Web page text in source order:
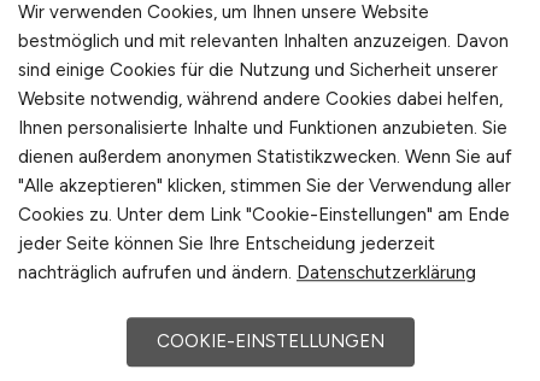
gefiltert werden kann. Die Zeitersparnis und die
Präzision dieses Vorgehens erhöhen die
Chance, passende Angebote frühzeitig zu
identifizieren und sich rechtzeitig zu bewerben.
Wer sich intensiver mit den
Einsatzmöglichkeiten eines Jobfinders
beschäftigt, erkennt schnell, dass dieses
Werkzeug weit mehr ist als eine reine
Orientierungssystem, das Entwicklungen in der
Branche sichtbar macht und die Anforderungen
Wir verwenden Cookies, um Ihnen unsere Website
bestmöglich und mit relevanten Inhalten anzuzeigen. Davon
sind einige Cookies für die Nutzung und Sicherheit unserer
Website notwendig, während andere Cookies dabei helfen,
Ihnen personalisierte Inhalte und Funktionen anzubieten. Sie
dienen außerdem anonymen Statistikzwecken. Wenn Sie auf
"Alle akzeptieren" klicken, stimmen Sie der Verwendung aller
Cookies zu. Unter dem Link "Cookie-Einstellungen" am Ende
jeder Seite können Sie Ihre Entscheidung jederzeit
nachträglich aufrufen und ändern. Datenschutzerklärung
COOKIE-EINSTELLUNGEN